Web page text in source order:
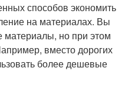
способов экономить
на материалах. Вы
но при этом
вместо дорогих
более дешевые